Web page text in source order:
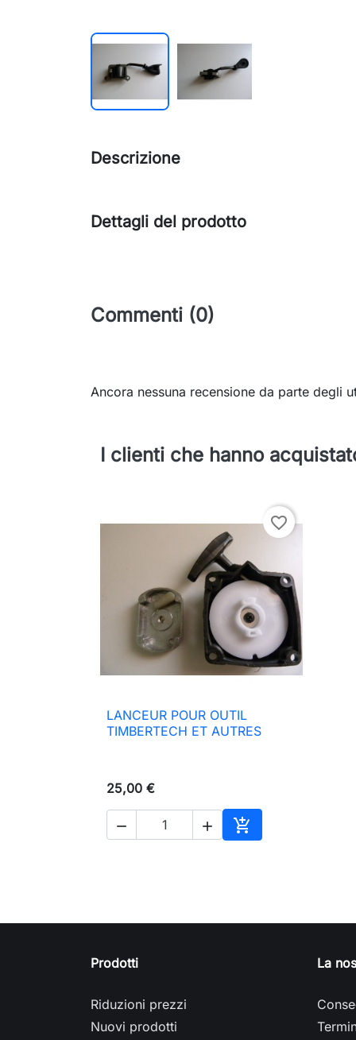
Descrizione
Dettagli del prodotto
Commenti (0)
Ancora nessuna recensione da parte degli
I clienti che hanno
favorite_border
 Anteprima
LANCEUR POUR OUTIL
TIMBERTECH ET AUTRES
25,00 €
  
Aggiungi al carrello
Prodotti
Riduzioni prezzi
Nuovi prodotti
La